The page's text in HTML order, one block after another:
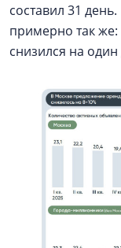
составил 31
примерно так же:
снизился на один